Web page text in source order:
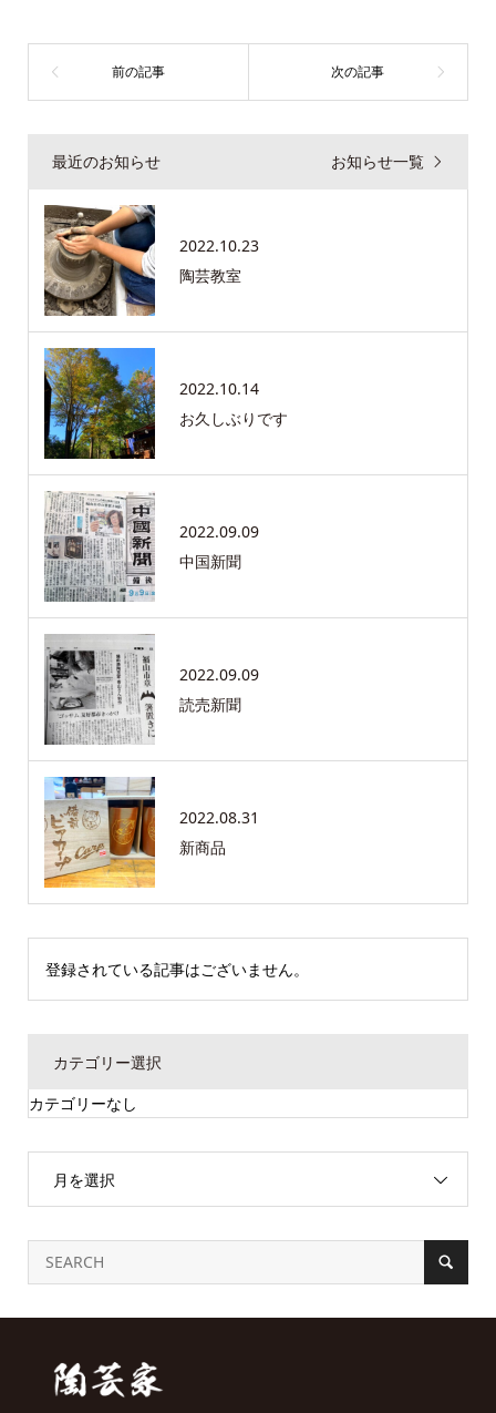
最近のお知らせ お知らせ一覧
2022.10.23
陶芸教室
2022.10.14
お久しぶりです
2022.09.09
中国新聞
2022.09.09
読売新聞
2022.08.31
新商品
登録されている記事はございません。
カテゴリー選択
カテゴリーなし
月を選択